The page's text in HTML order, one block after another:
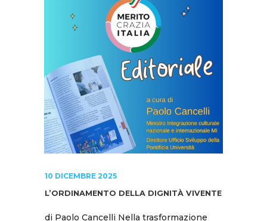
10 DICEMBRE 2025
L’ORDINAMENTO DELLA DIGNITÀ VIVENTE
di Paolo Cancelli Nella trasformazione